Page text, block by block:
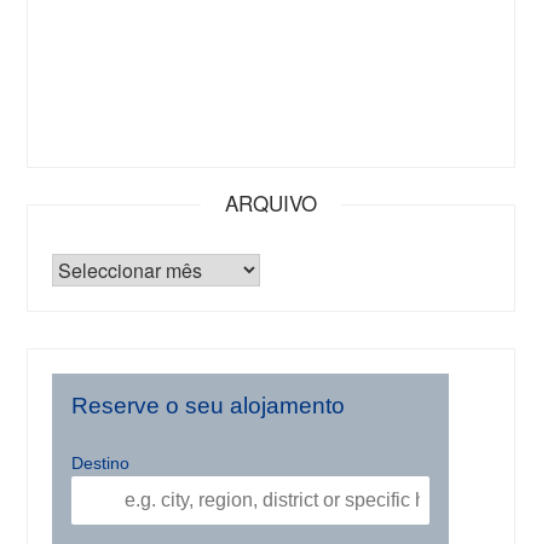
ARQUIVO
Reserve o seu alojamento
Destino